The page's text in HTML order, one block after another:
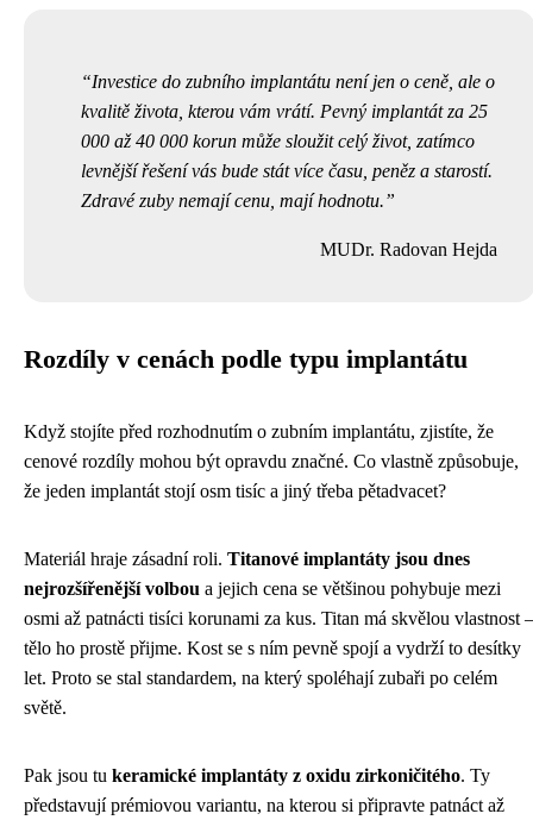
Investice do zubního implantátu není jen o ceně, ale o
kvalitě života, kterou vám vrátí. Pevný implantát za 25
000 až 40 000 korun může sloužit celý život, zatímco
levnější řešení vás bude stát více času, peněz a starostí.
Zdravé zuby nemají cenu, mají hodnotu.
MUDr. Radovan Hejda
Rozdíly v cenách podle typu implantátu
Když stojíte před rozhodnutím o zubním implantátu, zjistíte, že
cenové rozdíly mohou být opravdu značné. Co vlastně způsobuje,
že jeden implantát stojí osm tisíc a jiný třeba pětadvacet?
Materiál hraje zásadní roli. Titanové implantáty jsou dnes
nejrozšířenější volbou a jejich cena se většinou pohybuje mezi
osmi až patnácti tisíci korunami za kus. Titan má skvělou vlastnost –
tělo ho prostě přijme. Kost se s ním pevně spojí a vydrží to desítky
let. Proto se stal standardem, na který spoléhají zubaři po celém
světě.
Pak jsou tu keramické implantáty z oxidu zirkoničitého. Ty
představují prémiovou variantu, na kterou si připravte patnáct až